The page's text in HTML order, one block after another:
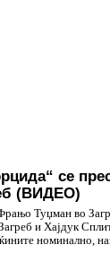
се
(ВИДЕО)
Туџман во
и Хајдук
номинално,